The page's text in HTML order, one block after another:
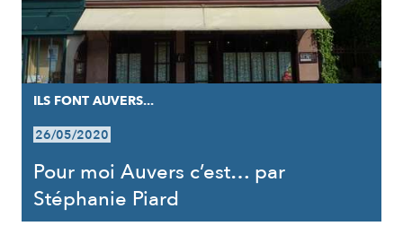
ILS FONT AUVERS...
26/05/2020
Pour moi Auvers c’est… par
Stéphanie Piard